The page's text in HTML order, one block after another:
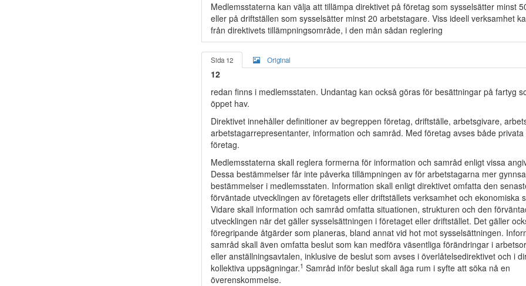
Medlemsstaterna kan välja att tillämpa direktivet på företag som sysselsätter minst
eller på driftställen som sysselsätter minst 20 arbetstagare. Viss ideell verksamhet
från direktivets tillämpningsområde, i den mån sådan reglering
Sida 12 Original
12
redan finns i medlemsstaten. Undantag kan också göras för besättningar på fartyg
öppet hav.
Direktivet innehåller definitioner av begreppen företag, driftställe, arbetsgivare,
arbetstagarrepresentanter, information och samråd. Med företag avses både
företag.
Medlemsstaterna skall reglera formerna för information och samråd enligt vissa
Dessa bestämmelser får inte påverka tillämpningen av för arbetstagarna mer
bestämmelser i medlemsstaten. Information skall enligt direktivet omfatta den
förväntade utvecklingen av företagets eller driftställets verksamhet och ekonomiska
Vidare skall information och samråd omfatta situationen, strukturen och den
utvecklingen när det gäller sysselsättningen i företaget eller driftstället. Det gäller
föregripande åtgärder som planeras, bland annat vid hot mot sysselsättningen.
samråd skall även omfatta beslut som kan medföra väsentliga förändringar i
eller anställningsavtalen, inklusive de beslut som avses i överlåtelsedirektivet och i
kollektiva uppsägningar.1 Samråd inför beslut skall äga rum i syfte att söka nå en
överenskommelse.